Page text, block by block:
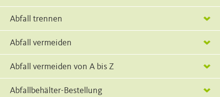
Abfall trennen
Abfall vermeiden
Abfall vermeiden von A bis Z
Abfallbehälter-Bestellung